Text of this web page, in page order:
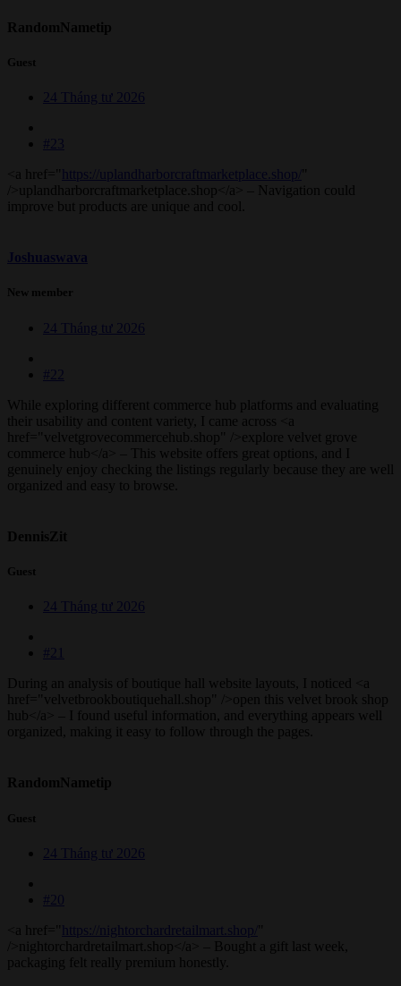
RandomNametip
Guest
24 Tháng tư 2026
#23
<a href="
https://uplandharborcraftmarketplace.shop/ "
/>uplandharborcraftmarketplace.shop</a> – Navigation could
improve but products are unique and cool.
Joshuaswava
New member
24 Tháng tư 2026
#22
While exploring different commerce hub platforms and evaluating
their usability and content variety, I came across <a
href="velvetgrovecommercehub.shop" />explore velvet grove
commerce hub</a> – This website offers great options, and I
genuinely enjoy checking the listings regularly because they are well
organized and easy to browse.
DennisZit
Guest
24 Tháng tư 2026
#21
During an analysis of boutique hall website layouts, I noticed <a
href="velvetbrookboutiquehall.shop" />open this velvet brook shop
hub</a> – I found useful information, and everything appears well
organized, making it easy to follow through the pages.
RandomNametip
Guest
24 Tháng tư 2026
#20
<a href="
https://nightorchardretailmart.shop/ "
/>nightorchardretailmart.shop</a> – Bought a gift last week,
packaging felt really premium honestly.